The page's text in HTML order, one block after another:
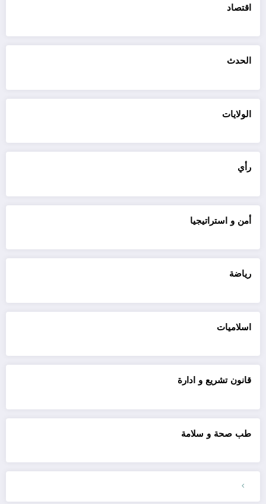
اقتصاد
الحدث
الولايات
رأي
أمن و استراتيجيا
رياضة
اسلاميات
قانون تشريع و ادارة
طب صحة و سلامة